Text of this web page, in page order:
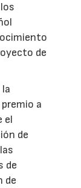
de
a
el
de
de
de